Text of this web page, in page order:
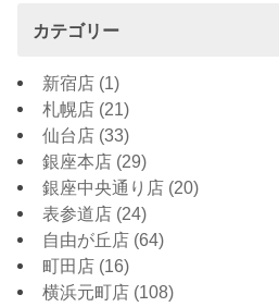
カテゴリー
新宿店 (1)
札幌店 (21)
仙台店 (33)
銀座本店 (29)
銀座中央通り店 (20)
表参道店 (24)
自由が丘店 (64)
町田店 (16)
横浜元町店 (108)